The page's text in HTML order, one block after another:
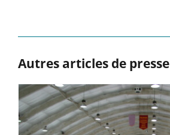
Autres articles de presse